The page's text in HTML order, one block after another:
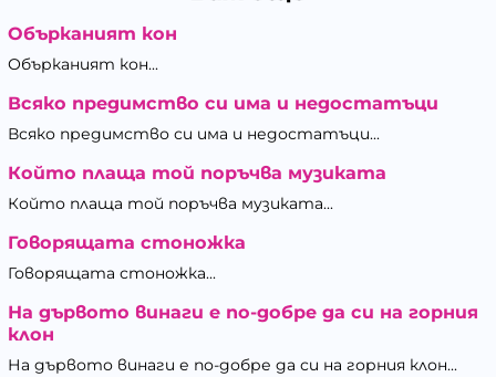
Обърканият кон
Обърканият кон...
Всяко предимство си има и недостатъци
Всяко предимство си има и недостатъци...
Който плаща той поръчва музиката
Който плаща той поръчва музиката...
Говорящата стоножка
Говорящата стоножка...
На дървото винаги е по-добре да си на горния
клон
На дървото винаги е по-добре да си на горния клон...